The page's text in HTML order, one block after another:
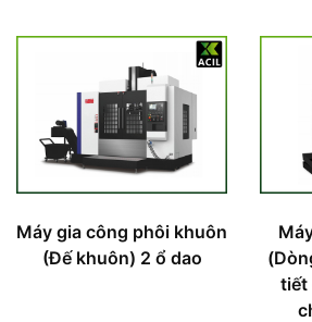
Máy gia công phôi khuôn
(Đế khuôn) 2 ổ dao
tiết